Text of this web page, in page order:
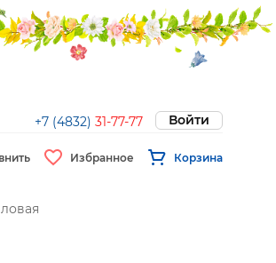
+7 (4832) 31-77-77 Войти
Избранное Корзина